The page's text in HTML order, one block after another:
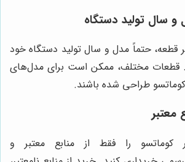
و سال تولید دستگاه
قطعه، حتماً مدل و سال تولید دستگاه خود
قطعات مختلف، ممکن است برای مدل‌های
طراحی شده باشند.
معتبر
کوماتسو را فقط از منابع معتبر و